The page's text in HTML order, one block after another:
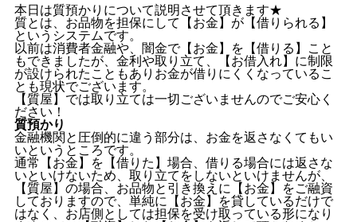
本日は質預かりについて説明させて頂きます★
質とは、お品物を担保にして【お金】が【借りられる】
というシステムです。
以前は消費者金融や、闇金で【お金】を【借りる】こと
もできましたが、金利や取り立て、【お借入れ】に制限
が設けられたこともありお金が借りにくくなっているこ
とも現状でございます。
【質屋】では取り立ては一切ございませんのでご安心く
ださい！
質預かり
金融機関と圧倒的に違う部分は、お金を返さなくてもい
いというところです。
通常【お金】を【借りた】場合、借りる場合には返さな
いといけないため、取り立てをしないといけませんが、
【質屋】の場合、お品物と引き換えに【お金】をご融資
しておりますので、単純に【お金】を貸しているだけで
はなく、お店側としては担保を受け取っている形になり